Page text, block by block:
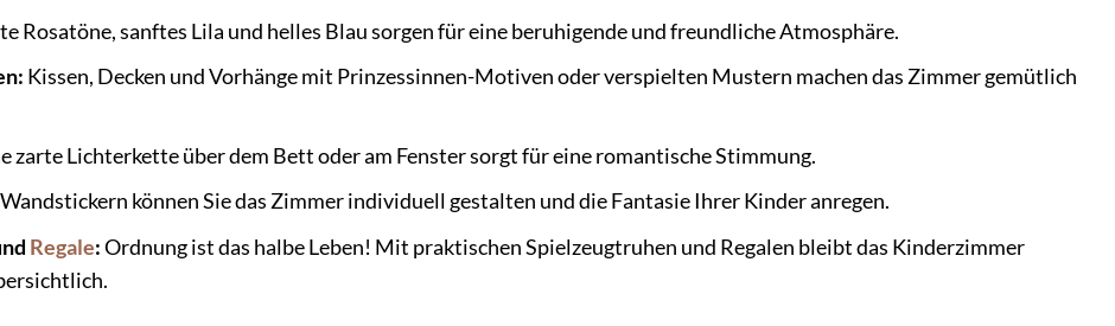
Rosatöne, sanftes Lila und helles Blau sorgen für eine beruhigende und freundliche Atmosphäre.
Kissen, Decken und Vorhänge mit Prinzessinnen-Motiven oder verspielten Mustern machen das Zimmer gemütlich
zarte Lichterkette über dem Bett oder am Fenster sorgt für eine romantische Stimmung.
können Sie das Zimmer individuell gestalten und die Fantasie Ihrer Kinder anregen.
Regale:Ordnung ist das halbe Leben! Mit praktischen Spielzeugtruhen und Regalen bleibt das Kinderzimmer